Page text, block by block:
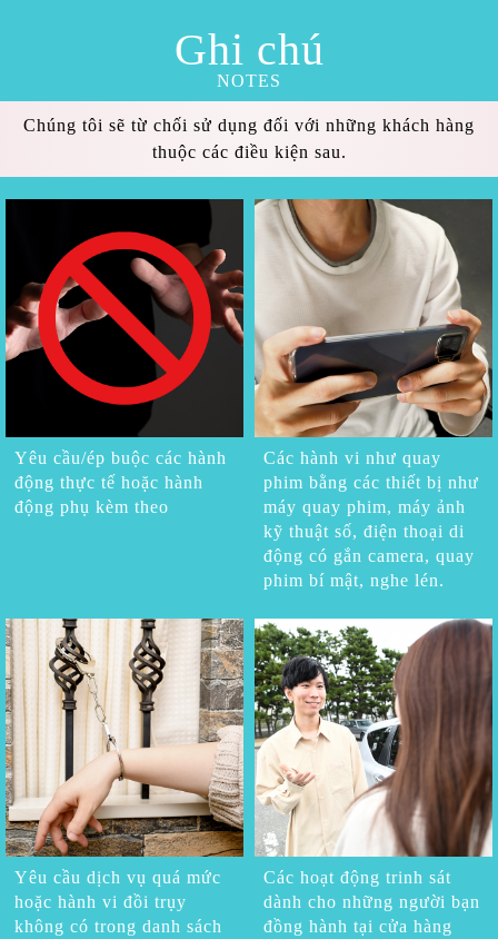
Ghi chú
NOTES
Chúng tôi sẽ từ chối sử dụng đối với những khách hàng
thuộc các điều kiện sau.
Yêu cầu/ép buộc các hành
động thực tế hoặc hành
động phụ kèm theo
Các hành vi như quay
phim bằng các thiết bị như
máy quay phim, máy ảnh
kỹ thuật số, điện thoại di
động có gắn camera, quay
phim bí mật, nghe lén.
Yêu cầu dịch vụ quá mức
hoặc hành vi đồi trụy
không có trong danh sách
Các hoạt động trinh sát
dành cho những người bạn
đồng hành tại cửa hàng